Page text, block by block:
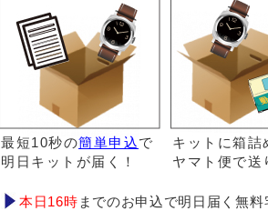
最短10秒の簡単申込で
明日キットが届く！
キットに箱詰
ヤマト便で送
本日16時 までのお申込で明日届く無